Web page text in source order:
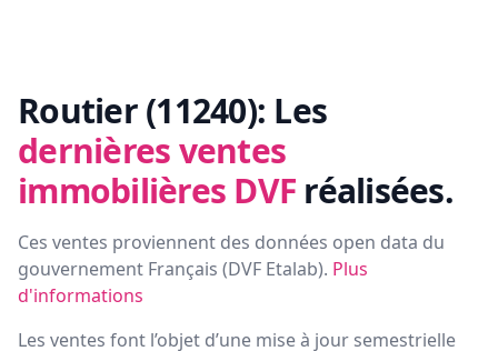
Routier (11240): Les
dernières ventes
immobilières DVF réalisées.
Ces ventes proviennent des données open data du
gouvernement Français (DVF Etalab). Plus
d'informations
Les ventes font l’objet d’une mise à jour semestrielle